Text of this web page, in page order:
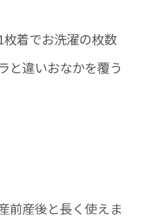
着でお洗濯の枚数
と違いおなかを覆う
前産後と長く使えま